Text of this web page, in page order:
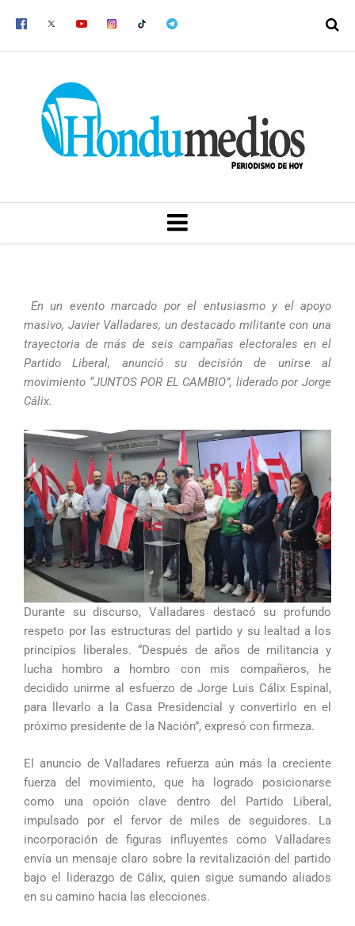
MENU
En un evento marcado por el entusiasmo y el apoyo
masivo, Javier Valladares, un destacado militante con una
trayectoria de más de seis campañas electorales en el
Partido Liberal, anunció su decisión de unirse al
movimiento “JUNTOS POR EL CAMBIO”, liderado por Jorge
Cálix.
Durante su discurso, Valladares destacó su profundo
respeto por las estructuras del partido y su lealtad a los
principios liberales. “Después de años de militancia y
lucha hombro a hombro con mis compañeros, he
decidido unirme al esfuerzo de Jorge Luis Cálix Espinal,
para llevarlo a la Casa Presidencial y convertirlo en el
próximo presidente de la Nación”, expresó con firmeza.
El anuncio de Valladares refuerza aún más la creciente
fuerza del movimiento, que ha logrado posicionarse
como una opción clave dentro del Partido Liberal,
impulsado por el fervor de miles de seguidores. La
incorporación de figuras influyentes como Valladares
envía un mensaje claro sobre la revitalización del partido
bajo el liderazgo de Cálix, quien sigue sumando aliados
en su camino hacia las elecciones.